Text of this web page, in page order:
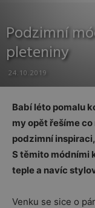
Podzimní
pleteniny
24.10.2019
Babí léto pomalu
my opět řešíme
podzimní
S těmito módními
teple a navíc
Venku se sice o